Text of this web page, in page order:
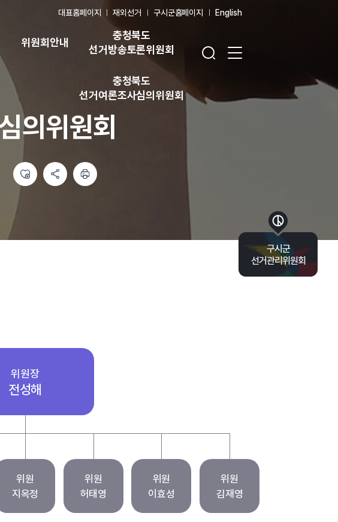
대표홈페이지 재외선거 구시군홈페이지 English
위원회안내
충청북도
선거방송토론위원회
충청북도
선거여론조사심의위원회
의위원회
위원장
전성해
위원
지옥정
위원
허태영
위원
이효성
위원
김재영
구시군
선거관리위원회
바로가기 목록 열기